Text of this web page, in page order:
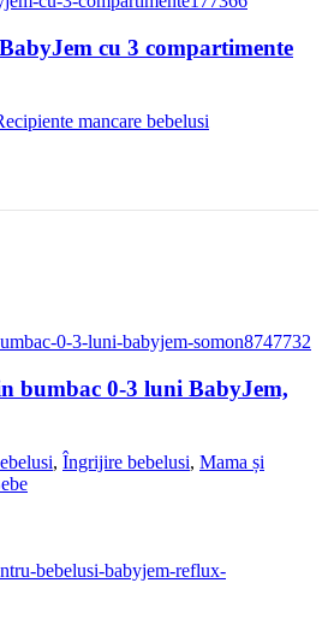
cu 3 compartimente
mancare bebelusi
bumbac 0-3 luni BabyJem,
, Îngrijire bebelusi, Mama și